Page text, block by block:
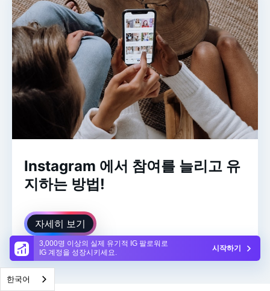
3,000명 이상의 실제 유기적 IG 팔로워로
IG 계정을 성장시키세요.
시작하기
Instagram 에서 참여를 늘리고 유
지하는 방법!
자세히 보기
한국어